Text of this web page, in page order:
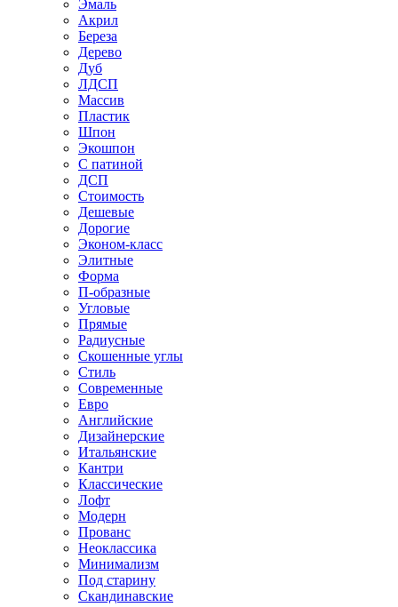
Эмаль
Акрил
Береза
Дерево
Дуб
ЛДСП
Массив
Пластик
Шпон
Экошпон
С патиной
ДСП
Стоимость
Дешевые
Дорогие
Эконом-класс
Элитные
Форма
П-образные
Угловые
Прямые
Радиусные
Скошенные углы
Стиль
Современные
Евро
Английские
Дизайнерские
Итальянские
Кантри
Классические
Лофт
Модерн
Прованс
Неоклассика
Минимализм
Под старину
Скандинавские